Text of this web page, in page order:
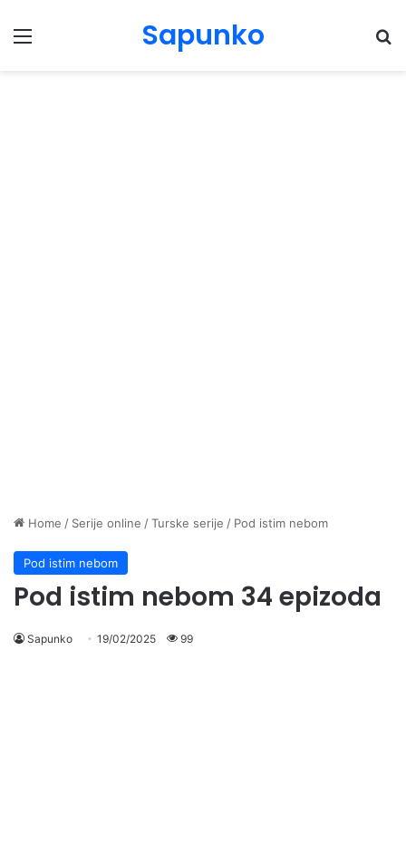
Menu Sapunko
Home / Serije online /Turske serije / Pod istim nebom
Pod istim nebom
Pod istim nebom 34 epizoda
Sapunko 19/02/2025 99